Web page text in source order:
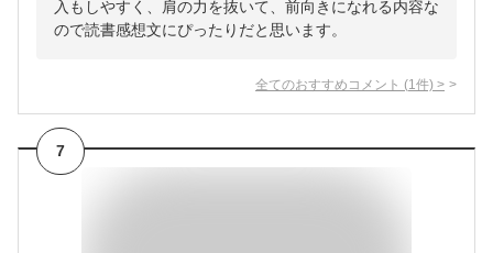
入もしやすく、肩の力を抜いて、前向きになれる内容な
ので読書感想文にぴったりだと思います。
全てのおすすめコメント (1 件) >
7